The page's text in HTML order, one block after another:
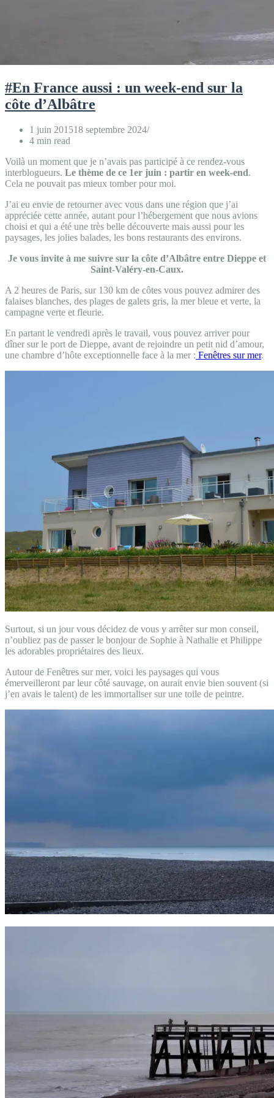
#En France aussi : un week-end sur la
côte d’Albâtre
1 juin 201518 septembre 2024
4 min read
Voilà un moment que je n’avais pas participé à ce rendez-vous
interblogueurs. Le thème de ce 1er juin : partir en week-end.
Cela ne pouvait pas mieux tomber pour moi.
J’ai eu envie de retourner avec vous dans une région que j’ai
appréciée cette année, autant pour l’hébergement que nous avions
choisi et qui a été une très belle découverte mais aussi pour les
paysages, les jolies balades, les bons restaurants des environs.
Je vous invite à me suivre sur la côte d’Albâtre entre Dieppe et
Saint-Valéry-en-Caux.
A 2 heures de Paris, sur 130 km de côtes vous pouvez admirer des
falaises blanches, des plages de galets gris, la mer bleue et verte, la
campagne verte et fleurie.
En partant le vendredi après le travail, vous pouvez arriver pour
dîner sur le port de Dieppe, avant de rejoindre un petit nid d’amour,
une chambre d’hôte exceptionnelle face à la mer : Fenêtres sur mer.
Surtout, si un jour vous décidez de vous y arrêter sur mon conseil,
n’oubliez pas de passer le bonjour de Sophie à Nathalie et Philippe
les adorables propriétaires des lieux.
Autour de Fenêtres sur mer, voici les paysages qui vous
émerveilleront par leur côté sauvage, on aurait envie bien souvent (si
j’en avais le talent) de les immortaliser sur une toile de peintre.